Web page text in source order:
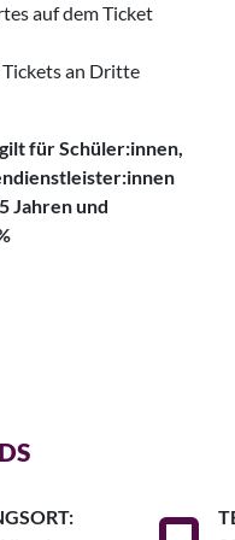
auf dem Ticket
an Dritte
für Schüler:innen,
Jahren und